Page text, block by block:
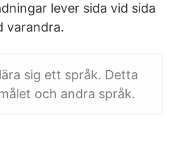
lever sida vid sida
varandra.
sig ett språk. Detta
och andra språk.